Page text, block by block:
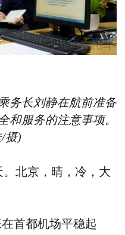
务长刘静在航前准备
和服务的注意事项。
摄)
北京，晴，冷，大
首都机场平稳起